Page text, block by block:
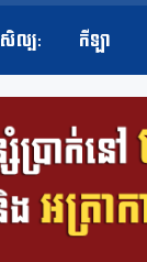
សិល្ប​: កីឡា